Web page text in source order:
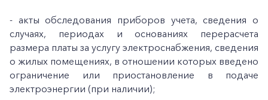
- акты обследования приборов учета, сведения о
случаях, периодах и основаниях перерасчета
размера платы за услугу электроснабжения, сведения
о жилых помещениях, в отношении которых введено
ограничение или приостановление в подаче
электроэнергии (при наличии);